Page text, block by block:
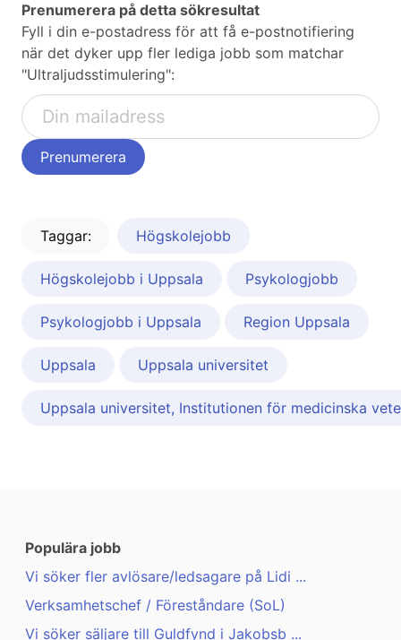
Prenumerera på detta sökresultat
Fyll i din e-postadress för att få e-postnotifiering
när det dyker upp fler lediga jobb som matchar
"Ultraljudsstimulering":
Taggar: Högskolejobb
Högskolejobb i Uppsala Psykologjobb
Psykologjobb i Uppsala Region Uppsala
Uppsala Uppsala universitet
Uppsala universitet, Institutionen för medicinska
Populära jobb
Vi söker fler avlösare/ledsagare på Lidi ...
Verksamhetschef / Föreståndare (SoL)
Vi söker säljare till Guldfynd i Jakobsb ...